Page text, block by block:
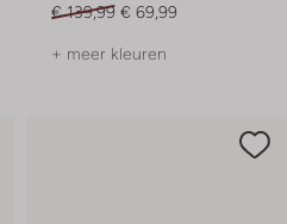
€ 139,99 € 69,99
+ meer kleuren